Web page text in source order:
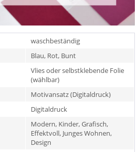
waschbeständig
Blau, Rot, Bunt
Vlies oder selbstklebende Folie
(wählbar)
Motivansatz (Digitaldruck)
Digitaldruck
Modern, Kinder, Grafisch,
Effektvoll, Junges Wohnen,
Design